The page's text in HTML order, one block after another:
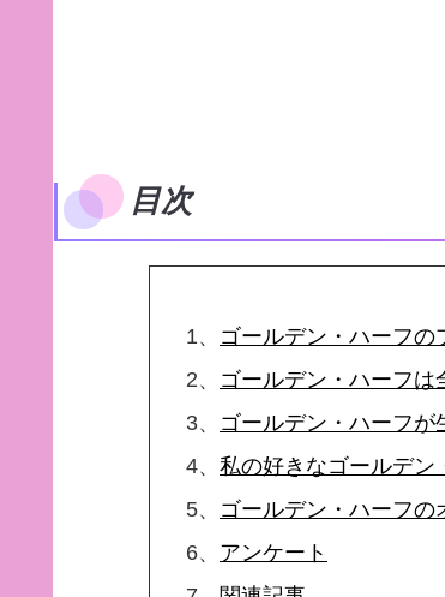
目次
1、 ゴールデン・ハーフの
2、 ゴールデン・ハーフは
3、 ゴールデン・ハーフが
4、 私の好きなゴールデン
5、 ゴールデン・ハーフの
6、 アンケート